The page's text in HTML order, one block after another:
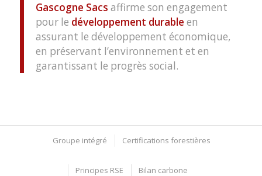
Gascogne Sacs affirme son engagement
pour le développement durable en
assurant le développement économique,
en préservant l’environnement et en
garantissant le progrès social.
Groupe intégré Certifications forestières
Principes RSE Bilan carbone